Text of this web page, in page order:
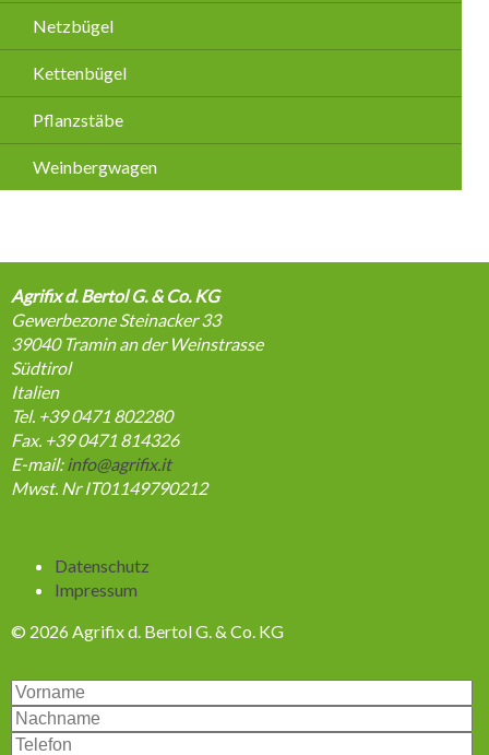
Netzbügel
Kettenbügel
Pflanzstäbe
Weinbergwagen
Agrifix d. Bertol G. & Co. KG
Gewerbezone Steinacker 33
39040 Tramin an der Weinstrasse
Südtirol
Italien
Tel. +39 0471 802280
Fax. +39 0471 814326
E-mail:info@agrifix.it
Mwst. Nr IT01149790212
überspringen
Datenschutz
Impressum
© 2026 Agrifix d. Bertol G. & Co. KG